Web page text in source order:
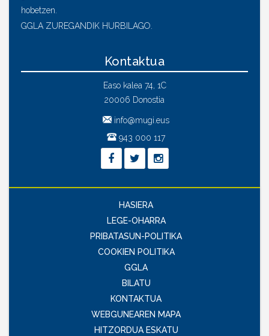
hobetzen.
GGLA ZUREGANDIK HURBILAGO.
Kontaktua
Easo kalea 74, 1C
20006 Donostia
info@mugi.eus
943 000 117
HASIERA
LEGE-OHARRA
PRIBATASUN-POLITIKA
COOKIEN POLITIKA
GGLA
BILATU
KONTAKTUA
WEBGUNEAREN MAPA
HITZORDUA ESKATU